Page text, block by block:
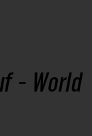
- World